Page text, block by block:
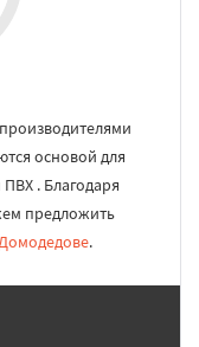
основой для
. Благодаря
предложить
.